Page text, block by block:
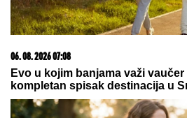
POMIRENJE LETA!Miljana i
odmoru posle SVAĐA I SUZA:
pred svima u baru! (VIDEO)
Bivši rijaliti par
200.000 evra, a
zbog čega je